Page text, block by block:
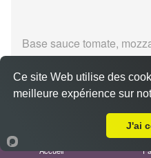
Base sauce tomate,
Accueil
Ce site Web utilise des
meilleure expérience sur
J'ai